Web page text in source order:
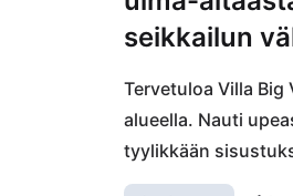
seikkailun
Tervetuloa Villa
alueella. Nauti
tyylikkään
altaan äärellä ja